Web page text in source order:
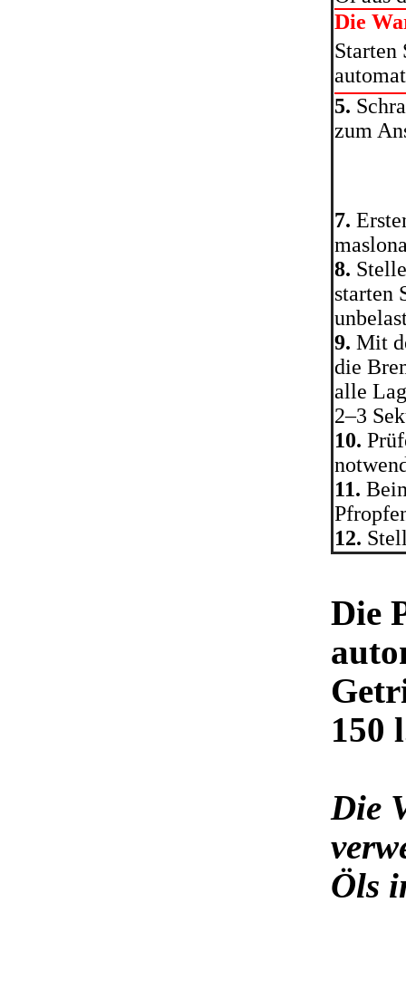
Die
Starten
5.
zum
7.
8.
starten
9. Mit
die
alle
2–3
10.
11.
12.
Die
150
Die
Öls